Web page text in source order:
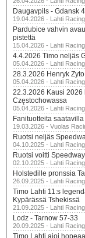
Daugavpils - Gdansk
19.04.2026 - Lahti Racing
Pardubice vahvin
pistettä
15.04.2026 - Lahti Racing
4.4.2026 Timo neljäs
05.04.2026 - Lahti Racing
28.3.2026 Henryk
05.04.2026 - Lahti Racing
22.3.2026 Kausi
Częstochowassa
05.04.2026 - Lahti Racing
Fanituotteita saatavilla
19.03.2026 - Vuolas
Ruotsi neljäs
04.10.2025 - Lahti Racing
Ruotsi voitti
02.10.2025 - Lahti Racing
Holstedille pronssia
26.09.2025 - Lahti Racing
Timo Lahti 11:s
Kypärässä Tshekissä
21.09.2025 - Lahti Racing
Lodz - Tarnow 57-33
20.09.2025 - Lahti Racing
Timo Lahti ajoi